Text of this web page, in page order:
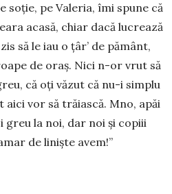
soție, pe Valeria, îmi spune că
acasă, chiar dacă lucrează
să le iau o țâr’ de pământ,
de oraș. Nici n-or vrut să
că oți văzut că nu-i simplu
aici vor să trăiască. Mno, apăi
greu la noi, dar noi și copiii
de liniște avem!”